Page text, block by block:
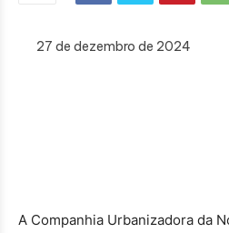
27 de dezembro de 2024
A Companhia Urbanizadora da